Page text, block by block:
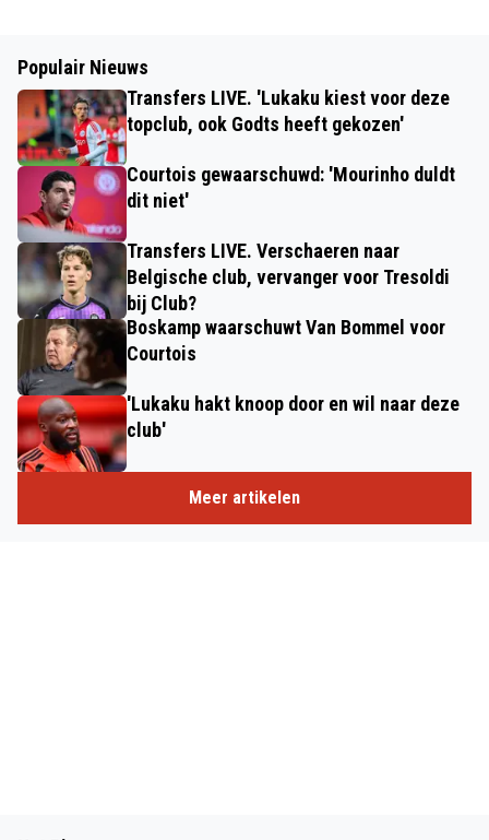
Populair Nieuws
Transfers LIVE. 'Lukaku kiest voor deze
topclub, ook Godts heeft gekozen'
Courtois gewaarschuwd: 'Mourinho duldt
dit niet'
Transfers LIVE. Verschaeren naar
Belgische club, vervanger voor Tresoldi
bij Club?
Boskamp waarschuwt Van Bommel voor
Courtois
'Lukaku hakt knoop door en wil naar deze
club'
Meer artikelen